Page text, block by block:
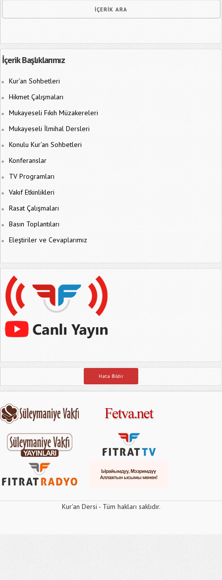
İçerik Başlıklarımız
Kur’an Sohbetleri
Hikmet Çalışmaları
Mukayeseli Fıkıh Müzakereleri
Mukayeseli İlmihal Dersleri
Konulu Kur’an Sohbetleri
Konferanslar
TV Programları
Vakıf Etkinlikleri
Rasat Çalışmaları
Basın Toplantıları
Eleştiriler ve Cevaplarımız
Hata Bildir
Kur'an Dersi - Tüm hakları saklıdır.